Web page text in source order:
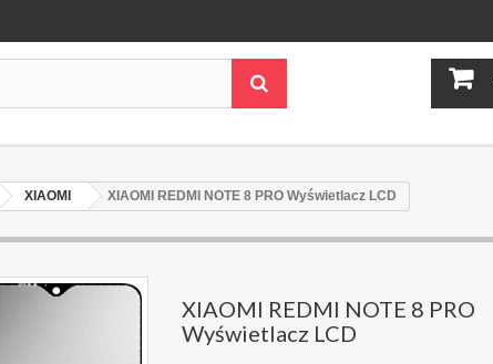
XIAOMI XIAOMI REDMI NOTE 8 PRO Wyświetlacz LCD
XIAOMI REDMI NOTE 8 PRO
Wyświetlacz LCD